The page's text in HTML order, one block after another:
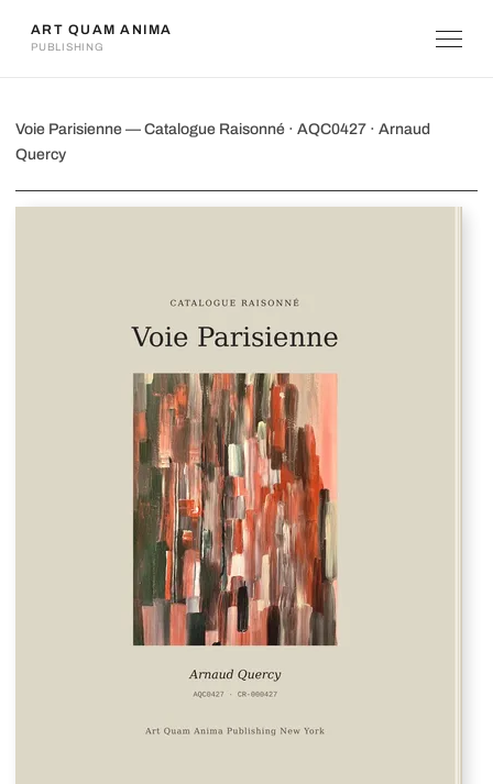
ART QUAM ANIMA
PUBLISHING
Voie Parisienne
Voie Parisienne — Catalogue Raisonné · AQC0427 · Arnaud
Quercy